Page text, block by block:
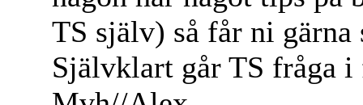
TS själv) så får ni
Självklart går TS fråga i